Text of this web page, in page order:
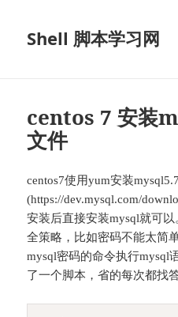
Shell 脚本学习网
centos 7 安装
文件
centos7使用yum安装
(https://dev.mysql.com/
安装后直接安装mysql就可
全策略，比如密码不能太简
mysql密码的命令执行mysql
了一个脚本，省的每次都找答